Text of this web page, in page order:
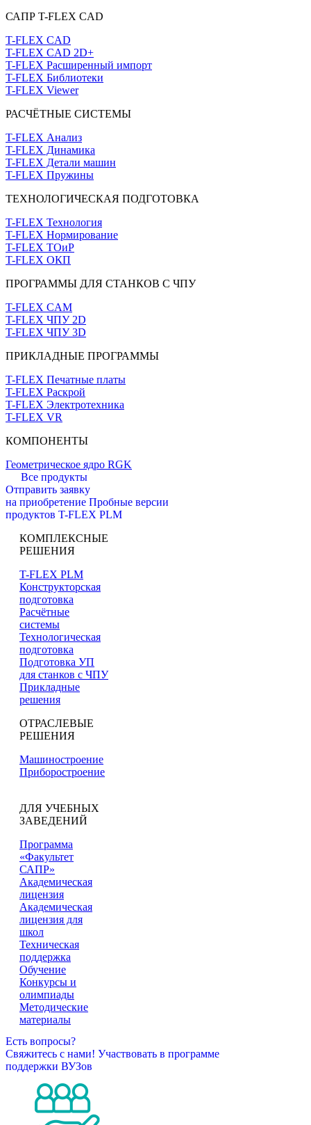
САПР T-FLEX CAD
T-FLEX CAD
T-FLEX CAD 2D+
T-FLEX Расширенный импорт
T-FLEX Библиотеки
T-FLEX Viewer
РАСЧЁТНЫЕ СИСТЕМЫ
T-FLEX Анализ
T-FLEX Динамика
T-FLEX Детали машин
T-FLEX Пружины
ТЕХНОЛОГИЧЕСКАЯ ПОДГОТОВКА
T-FLEX Технология
T-FLEX Нормирование
T-FLEX ТОиР
T-FLEX ОКП
ПРОГРАММЫ ДЛЯ СТАНКОВ С ЧПУ
T-FLEX CAM
T-FLEX ЧПУ 2D
T-FLEX ЧПУ 3D
ПРИКЛАДНЫЕ ПРОГРАММЫ
T-FLEX Печатные платы
T-FLEX Раскрой
T-FLEX Электротехника
T-FLEX VR
КОМПОНЕНТЫ
Геометрическое ядро RGK
Все продукты
Отправить заявку
на приобретение Пробные версии
продуктов T-FLEX PLM
КОМПЛЕКСНЫЕ
РЕШЕНИЯ
T-FLEX PLM
Конструкторская
подготовка
Расчётные
системы
Технологическая
подготовка
Подготовка УП
для станков с ЧПУ
Прикладные
решения
ОТРАСЛЕВЫЕ
РЕШЕНИЯ
Машиностроение
Приборостроение
ДЛЯ УЧЕБНЫХ
ЗАВЕДЕНИЙ
Программа
«Факультет
САПР»
Академическая
лицензия
Академическая
лицензия для
школ
Техническая
поддержка
Обучение
Конкурсы и
олимпиады
Методические
материалы
Есть вопросы?
Свяжитесь с нами! Участвовать в программе
поддержки ВУЗов